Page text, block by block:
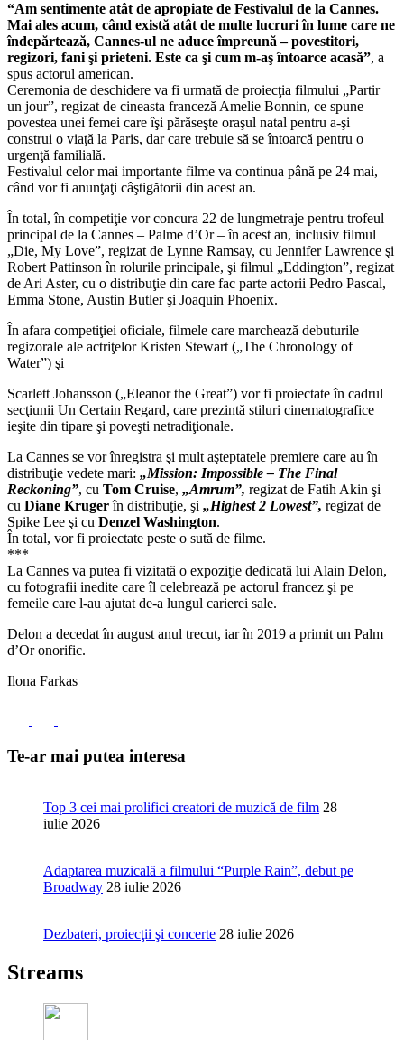
“Am sentimente atât de apropiate de Festivalul de la Cannes.
Mai ales acum, când există atât de multe lucruri în lume care ne
îndepărtează, Cannes-ul ne aduce împreună – povestitori,
regizori, fani şi prieteni. Este ca şi cum m-aş întoarce acasă”, a
spus actorul american.
Ceremonia de deschidere va fi urmată de proiecţia filmului „Partir
un jour”, regizat de cineasta franceză Amelie Bonnin, ce spune
povestea unei femei care îşi părăseşte oraşul natal pentru a-şi
construi o viaţă la Paris, dar care trebuie să se întoarcă pentru o
urgenţă familială.
Festivalul celor mai importante filme va continua până pe 24 mai,
când vor fi anunţaţi câştigătorii din acest an.
În total, în competiţie vor concura 22 de lungmetraje pentru trofeul
principal de la Cannes – Palme d’Or – în acest an, inclusiv filmul
„Die, My Love”, regizat de Lynne Ramsay, cu Jennifer Lawrence şi
Robert Pattinson în rolurile principale, şi filmul „Eddington”, regizat
de Ari Aster, cu o distribuţie din care fac parte actorii Pedro Pascal,
Emma Stone, Austin Butler şi Joaquin Phoenix.
În afara competiţiei oficiale, filmele care marchează debuturile
regizorale ale actriţelor Kristen Stewart („The Chronology of
Water”) şi
Scarlett Johansson („Eleanor the Great”) vor fi proiectate în cadrul
secţiunii Un Certain Regard, care prezintă stiluri cinematografice
ieşite din tipare şi poveşti netradiţionale.
La Cannes se vor înregistra şi mult aşteptatele premiere care au în
distribuţie vedete mari: „Mission: Impossible – The Final
Reckoning”, cu Tom Cruise, „Amrum”, regizat de Fatih Akin şi
cu Diane Krugerîn distribuţie, şi „Highest 2 Lowest”, regizat de
Spike Lee şi cu Denzel Washington.
În total, vor fi proiectate peste o sută de filme.
***
La Cannes va putea fi vizitată o expoziţie dedicată lui Alain Delon,
cu fotografii inedite care îl celebrează pe actorul francez şi pe
femeile care l-au ajutat de-a lungul carierei sale.
Delon a decedat în august anul trecut, iar în 2019 a primit un Palm
d’Or onorific.
Ilona Farkas
Te-ar mai putea interesa
Top 3 cei mai prolifici creatori de muzică de film 28
iulie 2026
Adaptarea muzicală a filmului “Purple Rain”, debut pe
Broadway 28 iulie 2026
Dezbateri, proiecţii şi concerte 28 iulie 2026
Streams